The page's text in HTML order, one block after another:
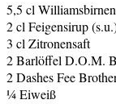
5,5 cl
2 cl Feigensirup
3 cl Zitronensaft
2 Barlöffel D.O.M.
2 Dashes Fee
¼ Eiweiß